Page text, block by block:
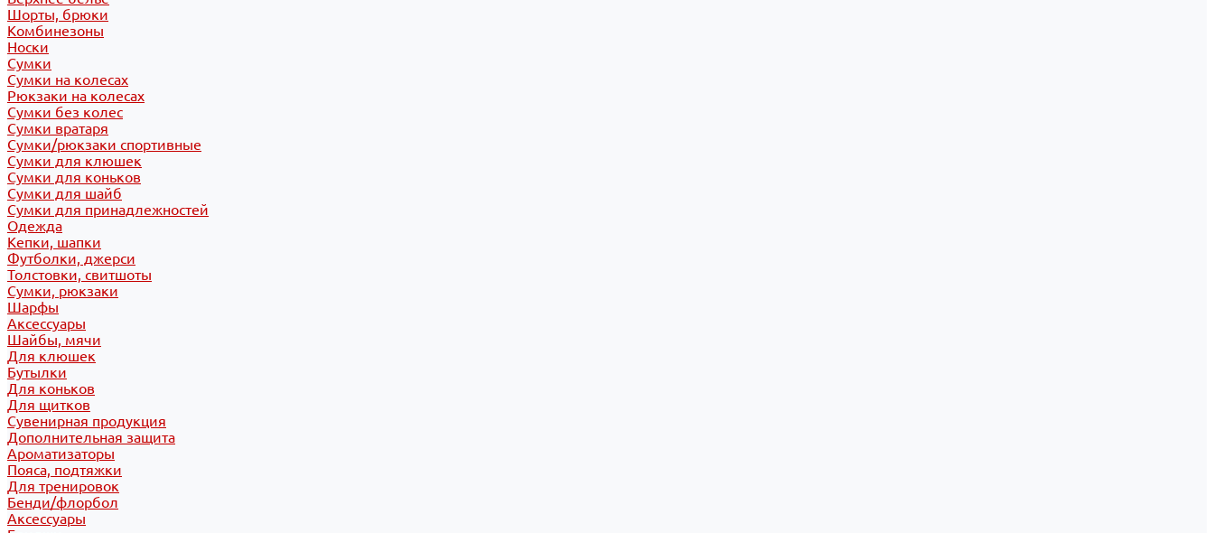
Шорты, брюки
Комбинезоны
Носки
Сумки
Сумки на колесах
Рюкзаки на колесах
Сумки без колес
Сумки вратаря
Сумки/рюкзаки спортивные
Сумки для клюшек
Сумки для коньков
Сумки для шайб
Сумки для принадлежностей
Одежда
Кепки, шапки
Футболки, джерси
Толстовки, свитшоты
Сумки, рюкзаки
Шарфы
Аксессуары
Шайбы, мячи
Для клюшек
Бутылки
Для коньков
Для щитков
Сувенирная продукция
Дополнительная защита
Ароматизаторы
Пояса, подтяжки
Для тренировок
Бенди/флорбол
Аксессуары